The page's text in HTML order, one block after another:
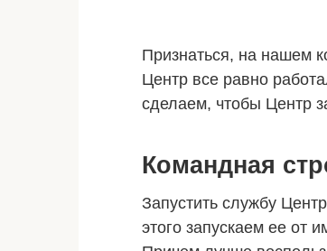
Признаться, на нашем
Центр все равно
сделаем, чтобы Центр
Командная
Запустить службу
этого запускаем ее от